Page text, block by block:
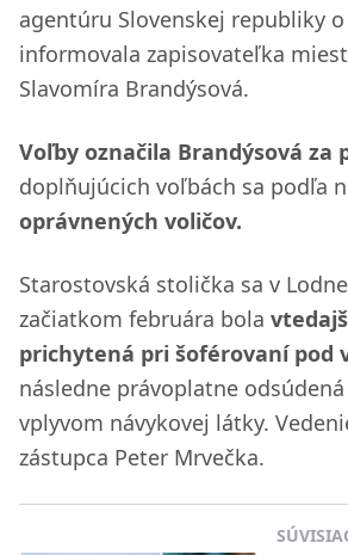
agentúru Slovenskej republiky
informovala zapisovateľka
Slavomíra Brandýsová.
Voľby označila Brandýsová za
doplňujúcich voľbách sa podľa
oprávnených voličov.
Starostovská stolička sa v
začiatkom februára bola
prichytená pri šoférovaní pod
následne právoplatne
vplyvom návykovej látky.
zástupca Peter Mrvečka.